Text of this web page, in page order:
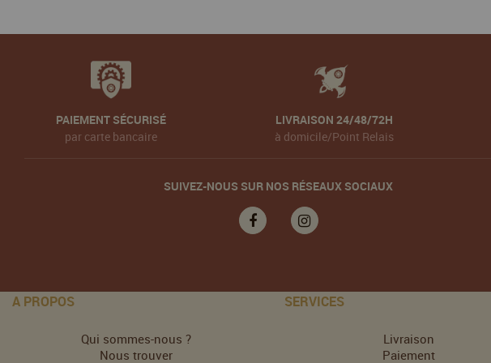
PAIEMENT SÉCURISÉ
par carte bancaire
LIVRAISON 24/48/72H
à domicile/Point Relais
SUIVEZ-NOUS SUR NOS RÉSEAUX SOCIAUX
A PROPOS
Qui sommes-nous ?
Nous trouver
SERVICES
Livraison
Paiement